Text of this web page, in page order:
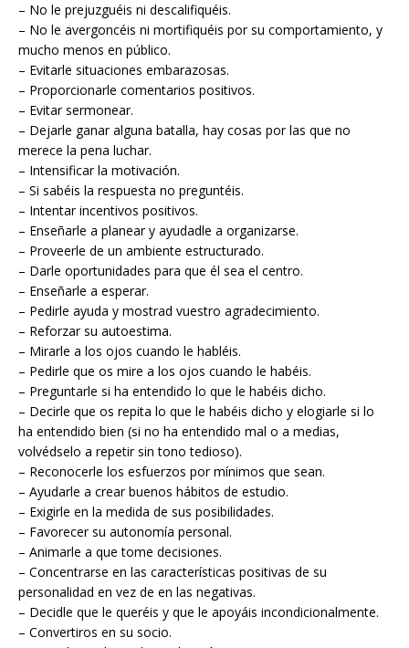
– No le prejuzguéis ni descalifiquéis.
– No le avergoncéis ni mortifiquéis por su comportamiento, y
mucho menos en público.
– Evitarle situaciones embarazosas.
– Proporcionarle comentarios positivos.
– Evitar sermonear.
– Dejarle ganar alguna batalla, hay cosas por las que no
merece la pena luchar.
– Intensificar la motivación.
– Si sabéis la respuesta no preguntéis.
– Intentar incentivos positivos.
– Enseñarle a planear y ayudadle a organizarse.
– Proveerle de un ambiente estructurado.
– Darle oportunidades para que él sea el centro.
– Enseñarle a esperar.
– Pedirle ayuda y mostrad vuestro agradecimiento.
– Reforzar su autoestima.
– Mirarle a los ojos cuando le habléis.
– Pedirle que os mire a los ojos cuando le habéis.
– Preguntarle si ha entendido lo que le habéis dicho.
– Decirle que os repita lo que le habéis dicho y elogiarle si lo
ha entendido bien (si no ha entendido mal o a medias,
volvédselo a repetir sin tono tedioso).
– Reconocerle los esfuerzos por mínimos que sean.
– Ayudarle a crear buenos hábitos de estudio.
– Exigirle en la medida de sus posibilidades.
– Favorecer su autonomía personal.
– Animarle a que tome decisiones.
– Concentrarse en las características positivas de su
personalidad en vez de en las negativas.
– Decidle que le queréis y que le apoyáis incondicionalmente.
– Convertiros en su socio.